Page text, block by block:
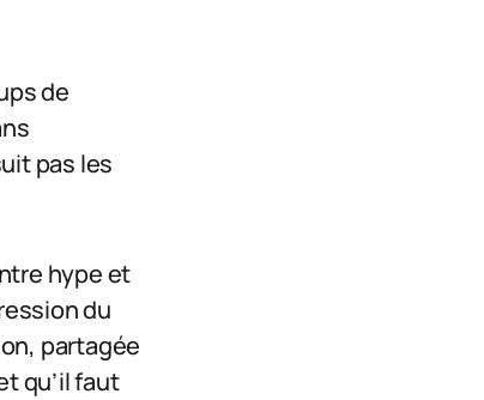
de
pas les
hype et
du
partagée
qu’il faut